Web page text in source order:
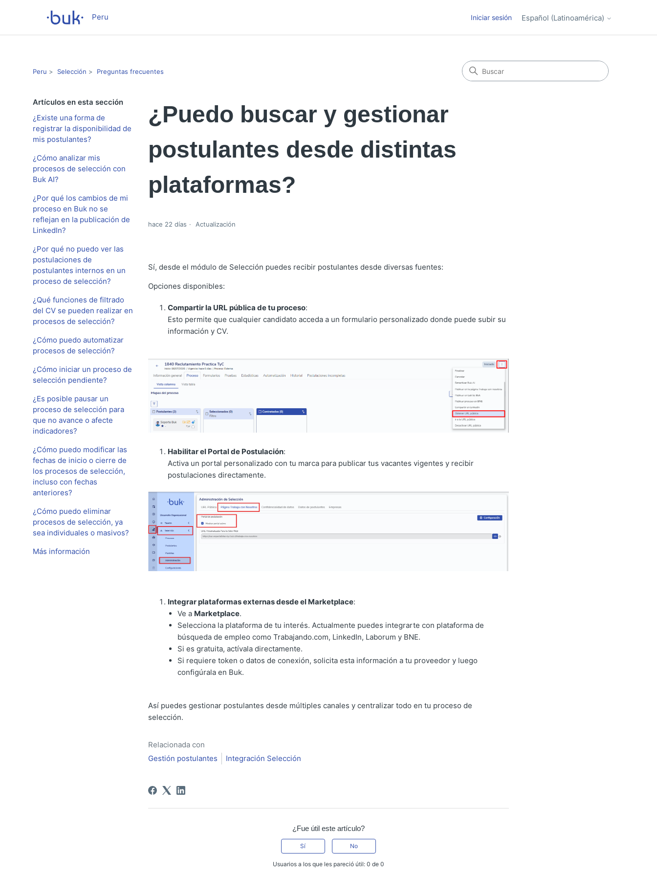
Peru Iniciar sesión Español (Latinoamérica)
Peru Selección Preguntas frecuentes
Artículos en esta sección
¿Existe una forma de
registrar la disponibilidad de
mis postulantes?
¿Cómo analizar mis
procesos de selección con
Buk AI?
¿Por qué los cambios de mi
proceso en Buk no se
reflejan en la publicación de
LinkedIn?
¿Por qué no puedo ver las
postulaciones de
postulantes internos en un
proceso de selección?
¿Qué funciones de filtrado
del CV se pueden realizar en
procesos de selección?
¿Cómo puedo automatizar
procesos de selección?
¿Cómo iniciar un proceso de
selección pendiente?
¿Es posible pausar un
proceso de selección para
que no avance o afecte
indicadores?
¿Cómo puedo modificar las
fechas de inicio o cierre de
los procesos de selección,
incluso con fechas
anteriores?
¿Cómo puedo eliminar
procesos de selección, ya
sea individuales o masivos?
Más información
¿Puedo buscar y gestionar
postulantes desde distintas
plataformas?
hace 22 días Actualización
Sí, desde el módulo de Selección puedes recibir postulantes desde diversas fuentes:
Opciones disponibles:
Compartir la URL pública de tu proceso:
Esto permite que cualquier candidato acceda a un formulario personalizado donde puede subir su
información y CV.
Habilitar el Portal de Postulación:
Activa un portal personalizado con tu marca para publicar tus vacantes vigentes y recibir
postulaciones directamente.
Integrar plataformas externas desde el Marketplace:
Ve a Marketplace.
Selecciona la plataforma de tu interés. Actualmente puedes integrarte con plataforma de
búsqueda de empleo como Trabajando.com, LinkedIn, Laborum y BNE.
Si es gratuita, actívala directamente.
Si requiere token o datos de conexión, solicita esta información a tu proveedor y luego
configúrala en Buk.
Así puedes gestionar postulantes desde múltiples canales y centralizar todo en tu proceso de
selección.
Relacionada con
Gestión postulantes
Integración Selección
¿Fue útil este artículo?
Sí No
Usuarios a los que les pareció útil: 0 de 0